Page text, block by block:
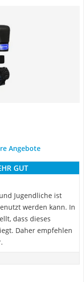
Angebote
GUT
Jugendliche ist
werden kann. In
dass dieses
Daher empfehlen